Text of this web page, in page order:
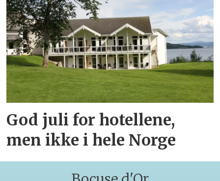
God juli for hotellene,
men ikke i hele Norge